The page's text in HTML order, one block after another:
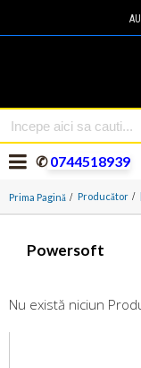
✆0744518939
Prima Pagină Producător
Powersoft
Nu există niciun